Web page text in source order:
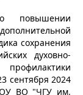
повышении
сохранения
духовно-
сентября 2024
ВО "ЧГУ им.